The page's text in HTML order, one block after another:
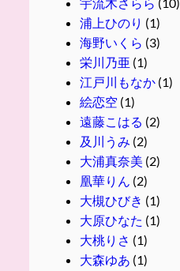
宇流木さらら (10)
浦上ひのり (1)
海野いくら (3)
栄川乃亜 (1)
江戸川もなか(1)
絵恋空 (1)
遠藤こはる (2)
及川うみ (2)
大浦真奈美 (2)
凰華りん (2)
大槻ひびき (1)
大原ひなた (1)
大桃りさ (1)
大森ゆあ (1)